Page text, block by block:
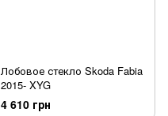
Лобовое стекло Skoda Fabia
2015- XYG
4 610 грн